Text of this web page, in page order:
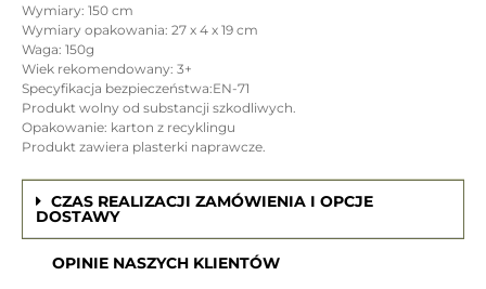
Wymiary: 150 cm
Wymiary opakowania: 27 x 4 x 19 cm
Waga: 150g
Wiek rekomendowany: 3+
Specyfikacja bezpieczeństwa:EN-71
Produkt wolny od substancji szkodliwych.
Opakowanie: karton z recyklingu
Produkt zawiera plasterki naprawcze.
CZAS REALIZACJI ZAMÓWIENIA I OPCJE
DOSTAWY
OPINIE NASZYCH KLIENTÓW